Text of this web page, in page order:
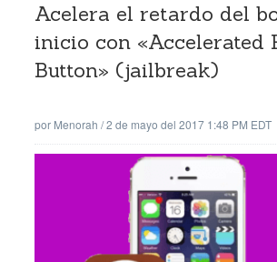
Acelera el retardo del
inicio con «Accelerated
Button» (jailbreak)
por Menorah /2 de mayo del 2017 1:48 PM EDT